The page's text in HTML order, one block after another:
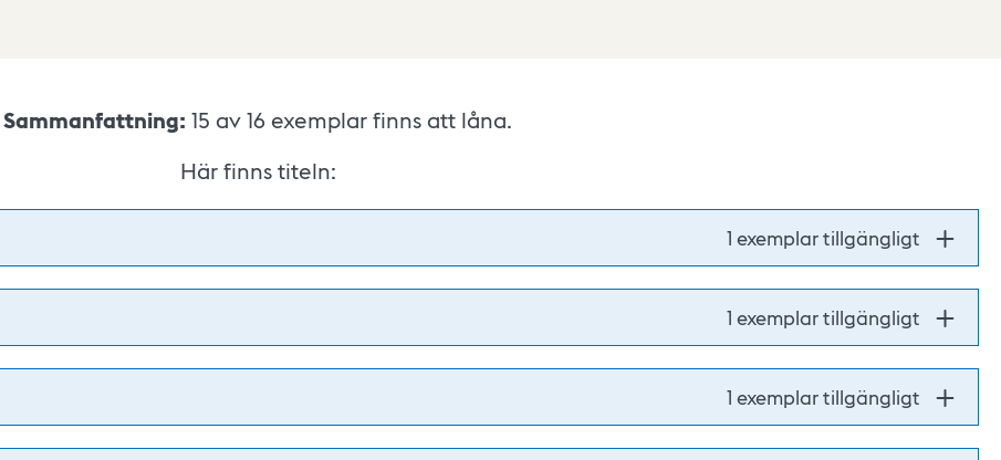
Sammanfattning: 15 av 16 exemplar finns att låna.
Här finns titeln:
1 exemplar tillgängligt
1 exemplar tillgängligt
1 exemplar tillgängligt